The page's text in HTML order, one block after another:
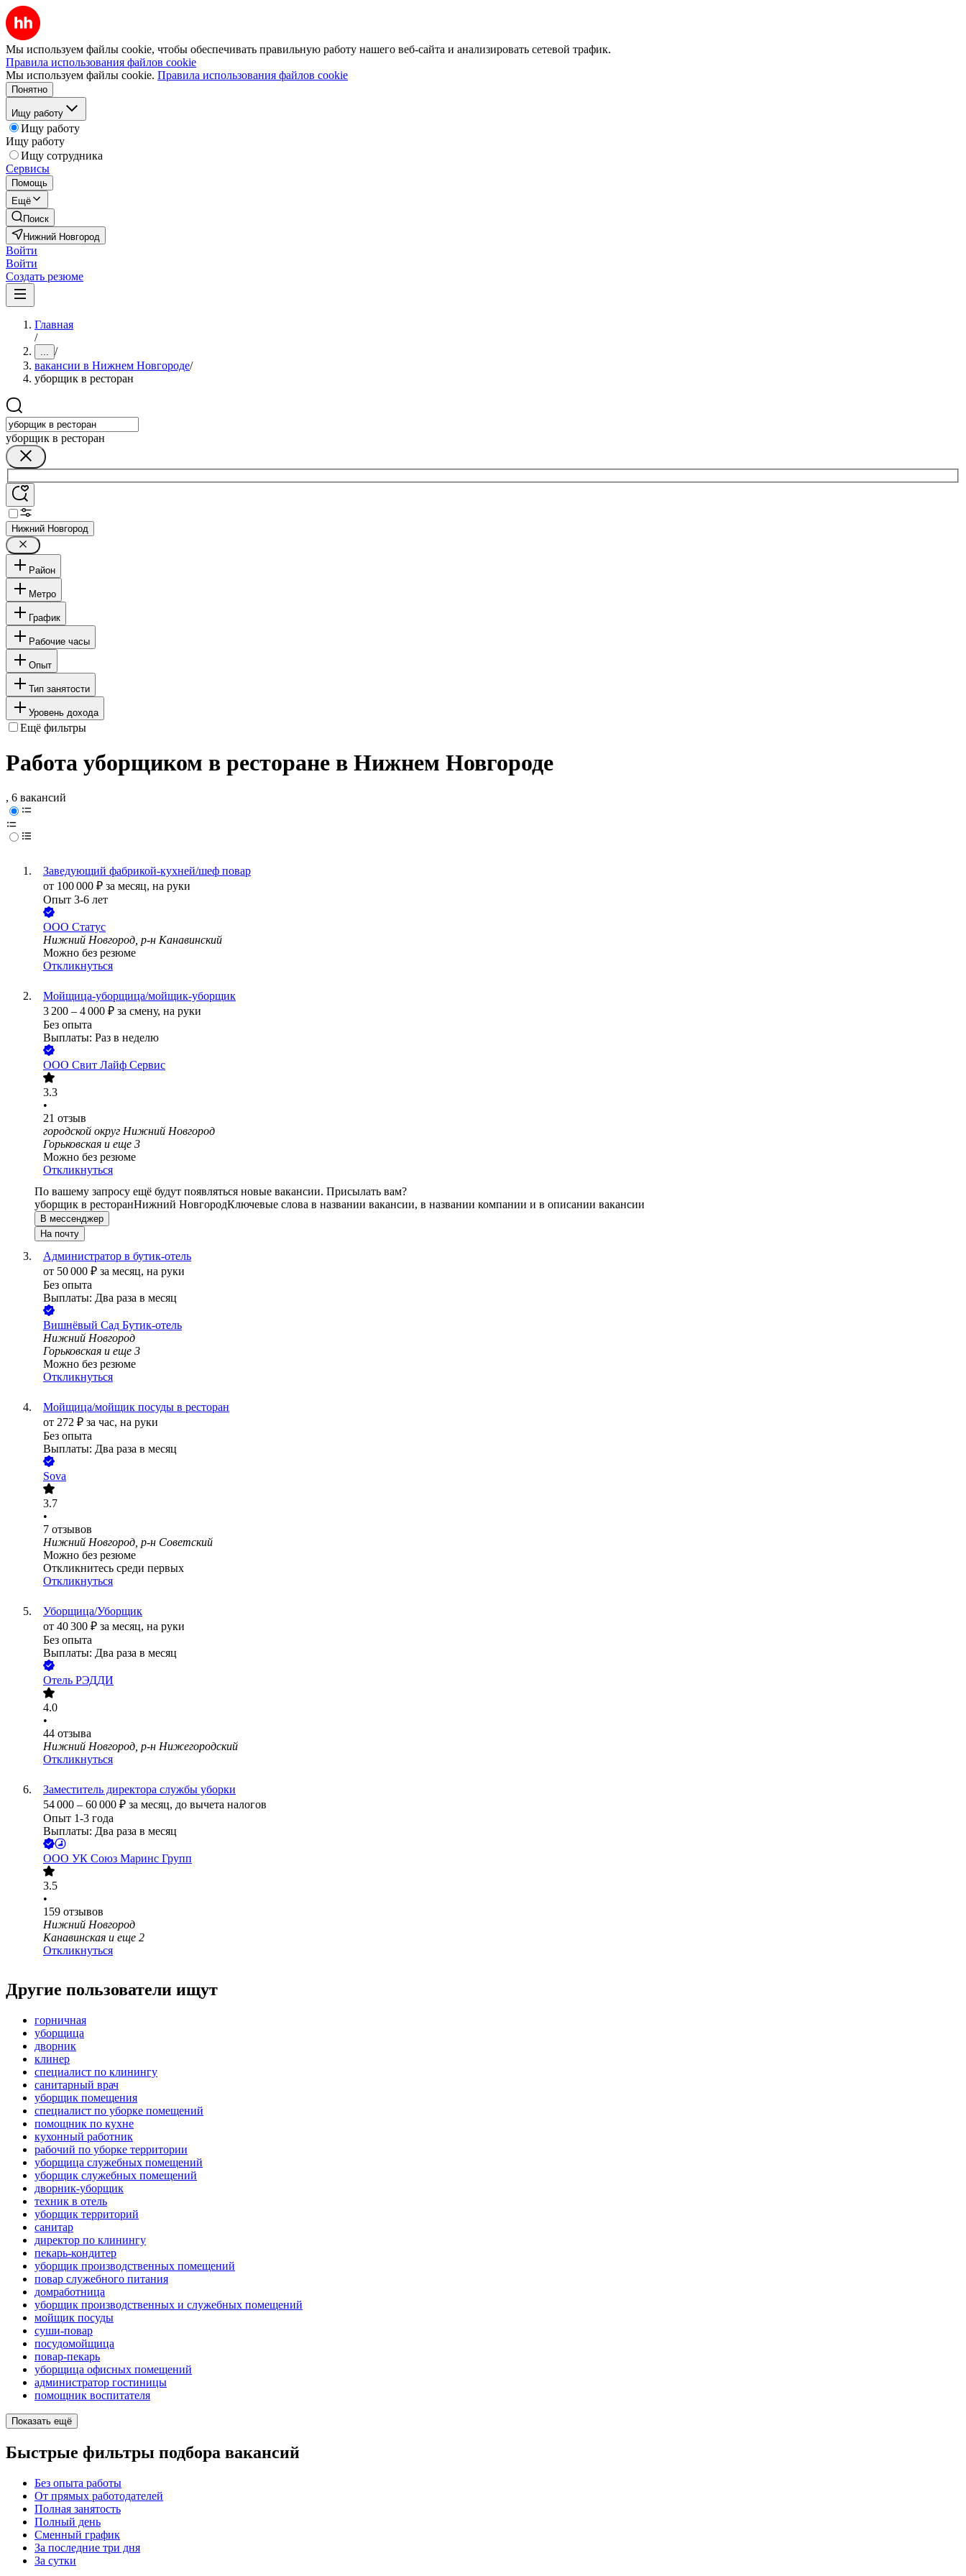
Мы используем файлы cookie, чтобы обеспечивать правильную работу нашего веб-сайта и анализировать сетевой трафик.
Правила использования файлов cookie
Мы используем файлы cookie. Правила использования файлов cookie
Понятно
Ищу работу
Ищу работу
Ищу работу
Ищу сотрудника
Сервисы
Помощь
Ещё
Поиск
Нижний Новгород
Войти
Войти
Создать резюме
Главная
/
... /
вакансии в Нижнем Новгороде/
уборщик в ресторан
уборщик в ресторан
Нижний Новгород
Район
Метро
График
Рабочие часы
Опыт
Тип занятости
Уровень дохода
Ещё фильтры
Работа уборщиком в ресторане в Нижнем Новгороде
, 6 вакансий
Заведующий фабрикой-кухней/шеф повар
от 100 000 ₽ за месяц, на руки
Опыт 3-6 лет
ООО Статус
Нижний Новгород, р-н Канавинский
Можно без резюме
Откликнуться
Мойщица-уборщица/мойщик-уборщик
3 200 – 4 000 ₽ за смену, на руки
Без опыта
Выплаты: Раз в неделю
ООО Свит Лайф Сервис
3.3
•
21 отзыв
городской округ Нижний Новгород
Горьковская и еще 3
Можно без резюме
Откликнуться
По вашему запросу ещё будут появляться новые вакансии. Присылать вам?
уборщик в ресторанНижний НовгородКлючевые слова в названии вакансии, в названии компании и в описании вакансии
В мессенджер
На почту
Администратор в бутик-отель
от 50 000 ₽ за месяц, на руки
Без опыта
Выплаты: Два раза в месяц
Вишнёвый Сад Бутик-отель
Нижний Новгород
Горьковская и еще 3
Можно без резюме
Откликнуться
Мойщица/мойщик посуды в ресторан
от 272 ₽ за час, на руки
Без опыта
Выплаты: Два раза в месяц
Sova
3.7
•
7 отзывов
Нижний Новгород, р-н Советский
Можно без резюме
Откликнитесь среди первых
Откликнуться
Уборщица/Уборщик
от 40 300 ₽ за месяц, на руки
Без опыта
Выплаты: Два раза в месяц
Отель РЭДДИ
4.0
•
44 отзыва
Нижний Новгород, р-н Нижегородский
Откликнуться
Заместитель директора службы уборки
54 000 – 60 000 ₽ за месяц, до вычета налогов
Опыт 1-3 года
Выплаты: Два раза в месяц
ООО УК Союз Маринс Групп
3.5
•
159 отзывов
Нижний Новгород
Канавинская и еще 2
Откликнуться
Другие пользователи ищут
горничная
уборщица
дворник
клинер
специалист по клинингу
санитарный врач
уборщик помещения
специалист по уборке помещений
помощник по кухне
кухонный работник
рабочий по уборке территории
уборщица служебных помещений
уборщик служебных помещений
дворник-уборщик
техник в отель
уборщик территорий
санитар
директор по клинингу
пекарь-кондитер
уборщик производственных помещений
повар служебного питания
домработница
уборщик производственных и служебных помещений
мойщик посуды
суши-повар
посудомойщица
повар-пекарь
уборщица офисных помещений
администратор гостиницы
помощник воспитателя
Показать ещё
Быстрые фильтры подбора вакансий
Без опыта работы
От прямых работодателей
Полная занятость
Полный день
Сменный график
За последние три дня
За сутки